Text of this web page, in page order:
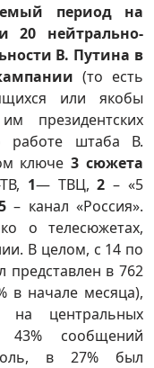
период на
20 нейтрально-
В. Путина в
(то есть
или якобы
президентских
работе штаба В.
ключе3 сюжета
1— ТВЦ,2 – «5
– канал «Россия».
о телесюжетах,
В целом, с 14 по
представлен в 762
в начале месяца),
центральных
43% сообщений
в 27% был